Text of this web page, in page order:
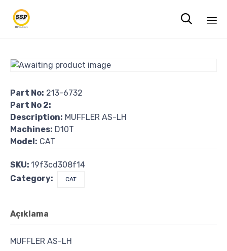

Part No: 213-6732
Part No 2:
Description: MUFFLER AS-LH
Machines: D10T
Model: CAT
SKU: 19f3cd308f14
Category:
CAT
Açıklama
MUFFLER AS-LH